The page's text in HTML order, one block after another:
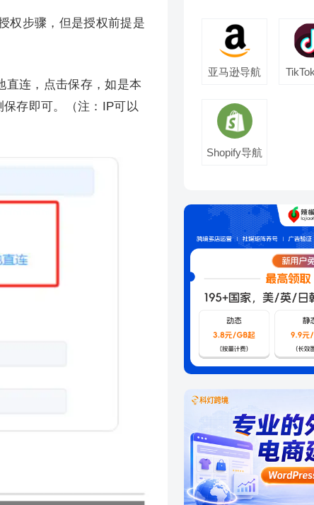
权步骤，但是授权前提是
直连，点击保存，如是本
存即可。（注：IP可以
亚马逊导航
Shopify导航